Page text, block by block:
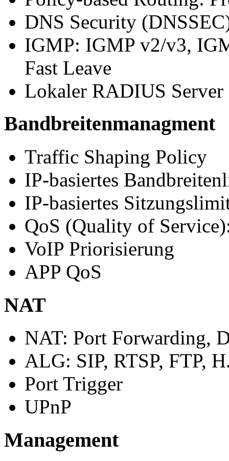
DNS Security
IGMP: IGMP v2/v3,
Fast Leave
Lokaler RADIUS Server
Bandbreitenmanagment
Traffic Shaping Policy
IP-basiertes
IP-basiertes
QoS (Quality of
VoIP Priorisierung
APP QoS
NAT
NAT: Port Forwarding,
ALG: SIP, RTSP, FTP,
Port Trigger
UPnP
Management